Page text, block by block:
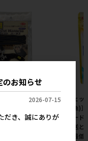
］フェレット・ベス
参考上代
2,240円
［ジェ
観賞魚)
オフー
ー直送
位・最
お知らせ
2026-07-15
だき、誠にありが